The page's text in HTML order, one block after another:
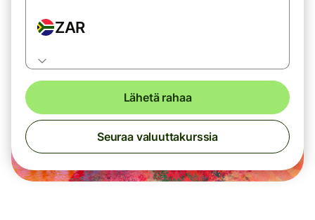
ZAR
Lähetä rahaa
Seuraa valuuttakurssia